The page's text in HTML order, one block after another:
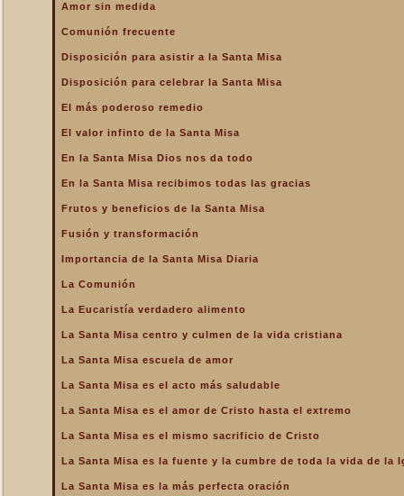
La Santa Misa a la hora de
La Santa Misa alcanza el
mayor mérito
La Santa Misa aumenta la
gloria a todos los santos
culmen de la vida cristiana
La Santa Misa centro y raíz
más saludable
La Santa Misa es el amor
compendio de todo lo
bueno que hay en la Iglesia
La Santa Misa es el mismo
y la cumbre de toda la vida
Amor sin medida
Comunión frecuente
Disposición para asistir a la Santa Misa
Disposición para celebrar la Santa Misa
El más poderoso remedio
El valor infinto de la Santa Misa
En la Santa Misa Dios nos da todo
En la Santa Misa recibimos todas las gracias
Frutos y beneficios de la Santa Misa
Fusión y transformación
Importancia de la Santa Misa Diaria
La Comunión
La Eucaristía verdadero alimento
La Santa Misa centro y culmen de la vida cristiana
La Santa Misa escuela de amor
La Santa Misa es el acto más saludable
La Santa Misa es el amor de Cristo hasta el extremo
La Santa Misa es el mismo sacrificio de Cristo
La Santa Misa es la fuente y la cumbre de toda la vida de la
La Santa Misa es la más perfecta oración